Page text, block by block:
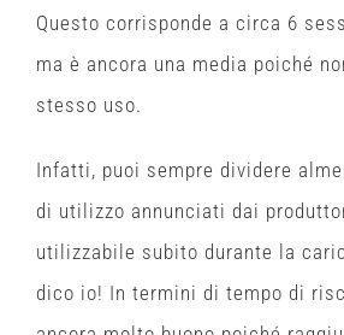
Questo corrisponde a circa 6
ma è ancora una media poiché
stesso uso.
Infatti, puoi sempre dividere
di utilizzo annunciati dai
utilizzabile subito durante la
dico io! In termini di tempo di